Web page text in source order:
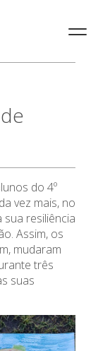
do 4º
vez mais, no
resiliência
Assim, os
mudaram
três
suas